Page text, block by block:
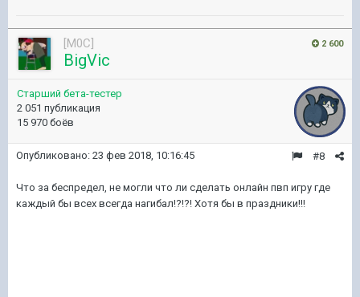
2 600
[M0C]
BigVic
Старший бета-тестер
2 051 публикация
15 970 боёв
#8
Опубликовано: 23 фев 2018, 10:16:45
Что за беспредел, не могли что ли сделать онлайн пвп игру где
каждый бы всех всегда нагибал!?!?! Хотя бы в праздники!!!